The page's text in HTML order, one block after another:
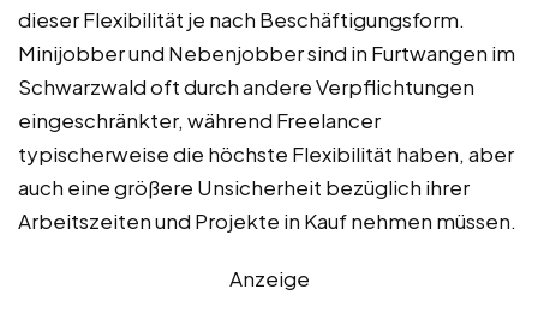
dieser Flexibilität je nach Beschäftigungsform.
Minijobber und Nebenjobber sind in Furtwangen im
Schwarzwald oft durch andere Verpflichtungen
eingeschränkter, während Freelancer
typischerweise die höchste Flexibilität haben, aber
auch eine größere Unsicherheit bezüglich ihrer
Arbeitszeiten und Projekte in Kauf nehmen müssen.
Anzeige